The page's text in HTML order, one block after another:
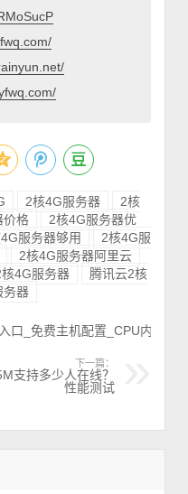
2核4G服务器
2核
价格
2核4G服务器优
服务器够用
2核4G服
2核4G服务器阿里云
4G服务器
腾讯云2核
务器
口_免费主机配置_CPU内
下一篇：
支持多少人在线？
性能测试